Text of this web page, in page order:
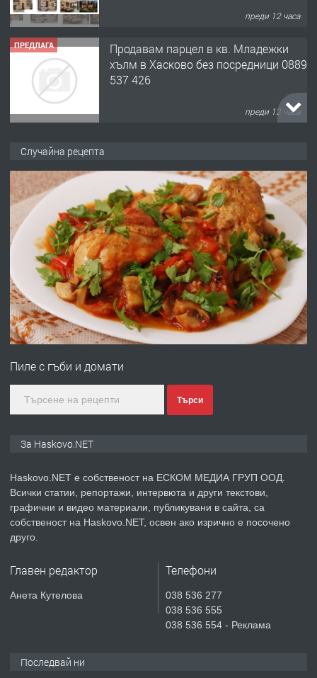
преди 12 часа
ПРЕДЛАГА
Продавам парцел в кв. Младежки
хълм в Хасково без посредници 0889
537 426
преди 12 часа
преди 12 часа
ПРЕДЛАГА Под НАЕМ двустаен Орфей
преди 3 дни
ПРЕДЛАГА
Нов апартамент на ул. Липа до
преди 4 дни
ПРЕДЛАГА
НАПЪЛНО ОБЗАВЕДЕН И
Давам гараж под наем
Случайна рецепта
Пиле с гъби и домати
Търси
За Haskovo.NET
Haskovo.NET е собственост на ЕСКОМ МЕДИА ГРУП ООД.
Всички статии, репортажи, интервюта и други текстови,
графични и видео материали, публикувани в сайта, са
собственост на Haskovo.NET, освен ако изрично е посочено
друго.
Главен редактор
Анета Кутелова
Телефони
038 536 277
038 536 555
038 536 554 - Реклама
Последвай ни